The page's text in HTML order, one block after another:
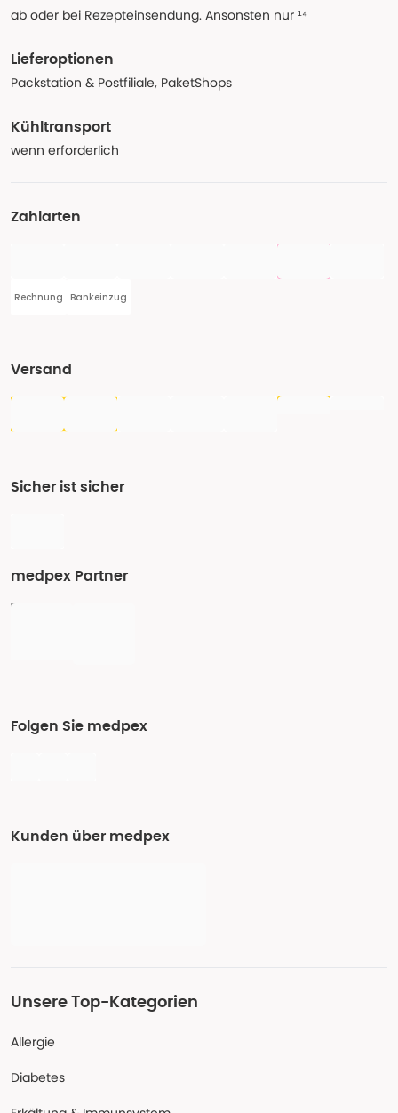
ab oder bei Rezepteinsendung. Ansonsten nur ¹⁴
Lieferoptionen
Packstation & Postfiliale, PaketShops
Kühltransport
wenn erforderlich
Zahlarten
Rechnung Bankeinzug
Versand
Sicher ist sicher
medpex Partner
Folgen Sie medpex
Kunden über medpex
Unsere Top-Kategorien
Allergie
Diabetes